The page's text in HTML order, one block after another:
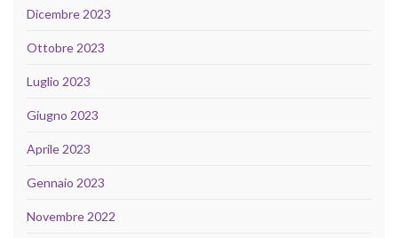
Dicembre 2023
Ottobre 2023
Luglio 2023
Giugno 2023
Aprile 2023
Gennaio 2023
Novembre 2022